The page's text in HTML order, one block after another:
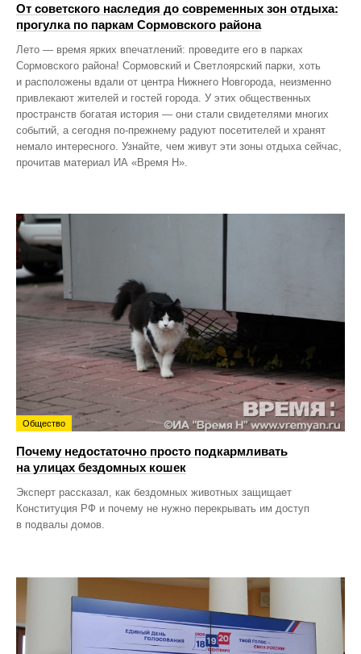
От советского наследия до современных зон отдыха:
прогулка по паркам Сормовского района
Лето — время ярких впечатлений: проведите его в парках
Сормовского района! Сормовский и Светлоярский парки, хоть
и расположены вдали от центра Нижнего Новгорода, неизменно
привлекают жителей и гостей города. У этих общественных
пространств богатая история — они стали свидетелями многих
событий, а сегодня по‑прежнему радуют посетителей и хранят
немало интересного. Узнайте, чем живут эти зоны отдыха сейчас,
прочитав материал ИА «Время Н».
Общество
Почему недостаточно просто подкармливать
на улицах бездомных кошек
Эксперт рассказал, как бездомных животных защищает
Конституция РФ и почему не нужно перекрывать им доступ
в подвалы домов.